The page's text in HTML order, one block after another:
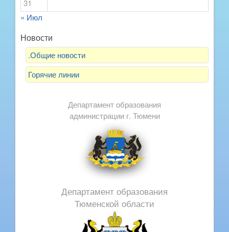
31
« Июл
Новости
.Общие новости
Горячие линии
Департамент образования
администрации г. Тюмени
Департамент образования
Тюменской области